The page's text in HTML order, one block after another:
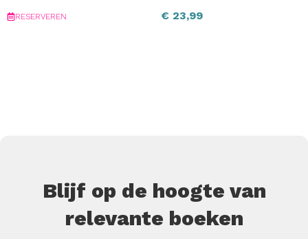
RESERVEREN € 23,99
Blijf op de hoogte van
relevante boeken